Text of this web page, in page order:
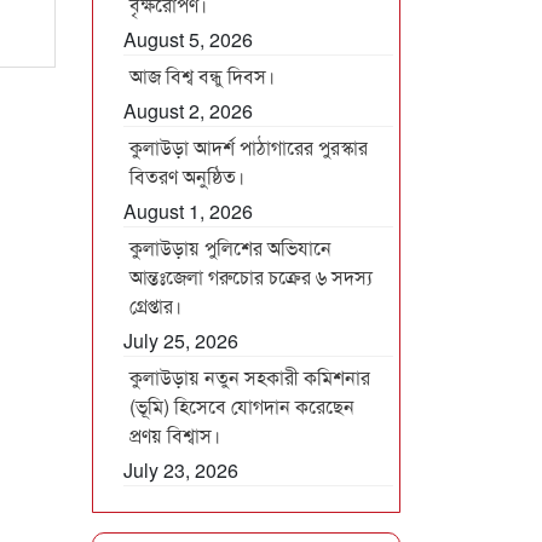
August 5, 2026
আজ বিশ্ব বন্ধু দিবস।
August 2, 2026
কুলাউড়া আদর্শ পাঠাগারের পুরস্কার
বিতরণ অনুষ্ঠিত।
August 1, 2026
কুলাউড়ায় পুলিশের অভিযানে
আন্তঃজেলা গরুচোর চক্রের ৬ সদস্য
গ্রেপ্তার।
July 25, 2026
কুলাউড়ায় নতুন সহকারী কমিশনার
(ভূমি) হিসেবে যোগদান করেছেন
প্রণয় বিশ্বাস।
July 23, 2026